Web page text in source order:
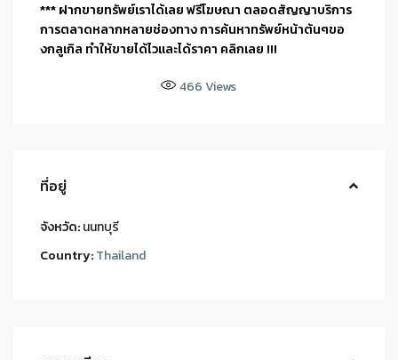
*** ฝากขายทรัพย์เราได้เลย ฟรีโฆษณา ตลอดสัญญาบริการ
การตลาดหลากหลายช่องทาง การค้นหาทรัพย์หน้าต้นๆขอ
งกลูเกิล ทำให้ขายได้ไวและได้ราคา คลิกเลย !!!
466Views
ที่อยู่
จังหวัด:นนทบุรี
Country:Thailand